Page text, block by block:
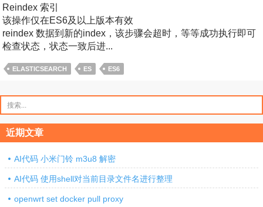
Reindex 索引
该操作仅在ES6及以上版本有效
reindex 数据到新的index，该步骤会超时，等等成功执行即可
检查状态，状态一致后进...
ELASTICSEARCH ES ES6
索：
近期文章
AI代码 小米门铃 m3u8 解密
AI代码 使用shell对当前目录文件名进行整理
openwrt set docker pull proxy